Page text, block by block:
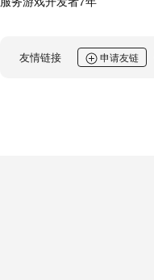
友情链接 申请友链